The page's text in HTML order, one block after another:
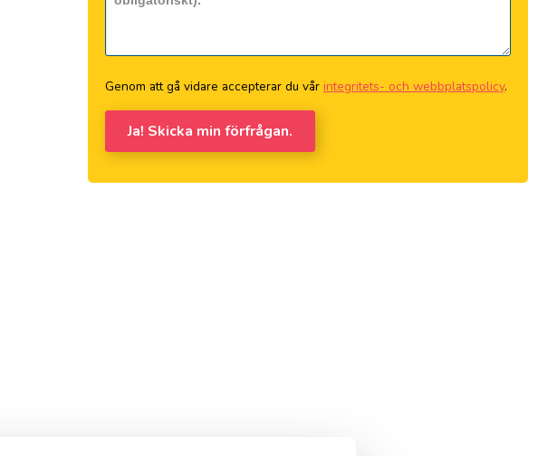
Genom att gå vidare accepterar du vår integritets- och webbplatspolicy.
Ja! Skicka min förfrågan.